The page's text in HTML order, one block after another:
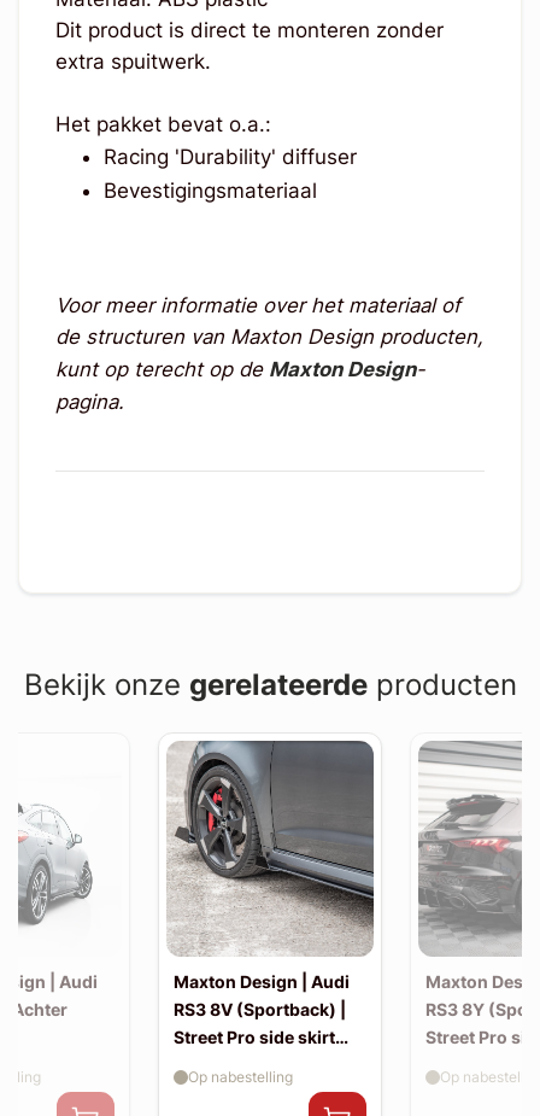
Dit product is direct te monteren zonder
extra spuitwerk.
Het pakket bevat o.a.:
Racing 'Durability' diffuser
Bevestigingsmateriaal
Voor meer informatie over het materiaal of
de structuren van Maxton Design producten,
kunt op terecht op de Maxton Design-
pagina.
Bekijk onze gerelateerdeproducten
| Audi
| Achter
Maxton Design | Audi
RS3 8V (Sportback) |
Street Pro side skirt
Op nabestelling
Maxton
RS3 8Y
Street Pro
Op